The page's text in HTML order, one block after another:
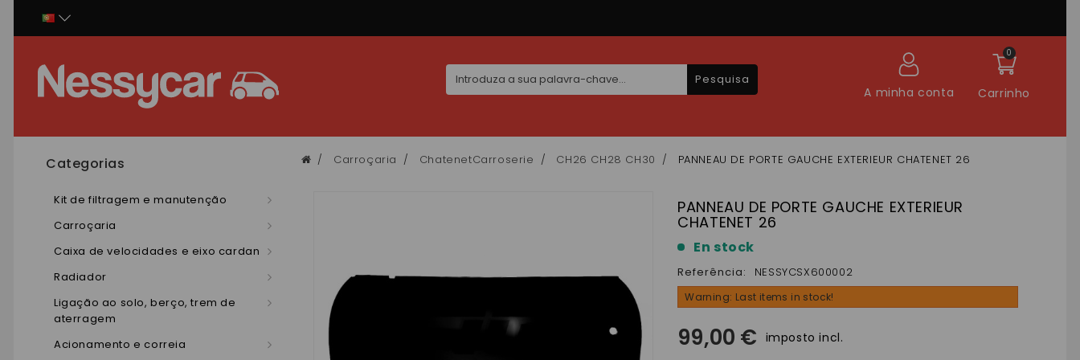
Carrinho
0
A minha conta
Pesquisa
Categorias
Kit de filtragem e manutenção
Carroçaria
Caixa de velocidades e eixo cardan
Radiador
Ligação ao solo, berço, trem de
aterragem
Acionamento e correia
Carroçaria ChatenetCarroserie CH26 CH28 CH30 PANNEAU DE PORTE GAUCHE EXTERIEUR CHATENET 26
PANNEAU DE PORTE GAUCHE EXTERIEUR
CHATENET 26
En stock
Referência: NESSYCSX600002
Warning: Last items in stock!
99,00 € imposto incl.